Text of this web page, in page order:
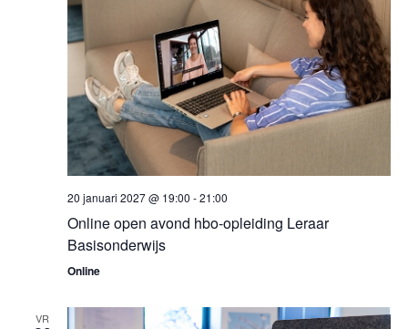
20 januari 2027 @ 19:00 -21:00
Online open avond hbo-opleiding Leraar
Basisonderwijs
Online
VR